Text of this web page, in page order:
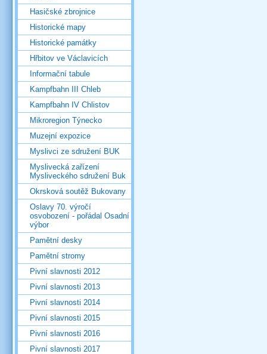
Hasičské zbrojnice
Historické mapy
Historické památky
Hřbitov ve Václavicích
Informační tabule
Kampfbahn III Chleb
Kampfbahn IV Chlistov
Mikroregion Týnecko
Muzejní expozice
Myslivci ze sdružení BUK
Myslivecká zařízení
Mysliveckého sdružení Buk
Okrsková soutěž Bukovany
Oslavy 70. výročí
osvobození - pořádal Osadní
výbor
Pamětní desky
Pamětní stromy
Pivní slavnosti 2012
Pivní slavnosti 2013
Pivní slavnosti 2014
Pivní slavnosti 2015
Pivní slavnosti 2016
Pivní slavnosti 2017